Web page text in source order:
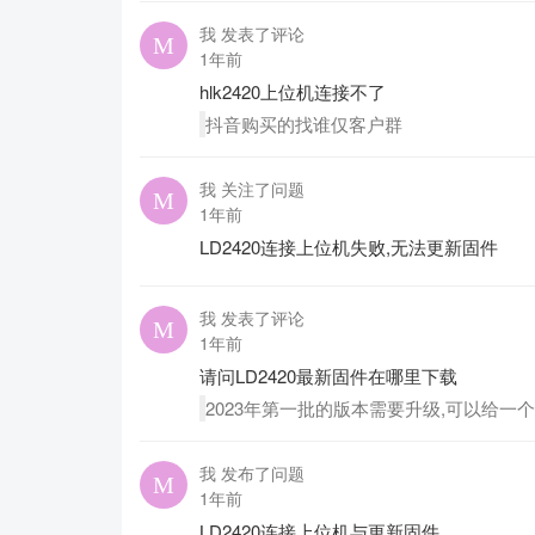
我 发表了评论
1年前
hlk2420上位机连接不了
抖音购买的找谁仅客户群
我 关注了问题
1年前
LD2420连接上位机失败,无法更新固件
我 发表了评论
1年前
请问LD2420最新固件在哪里下载
2023年第一批的版本需要升级,可以给一
我 发布了问题
1年前